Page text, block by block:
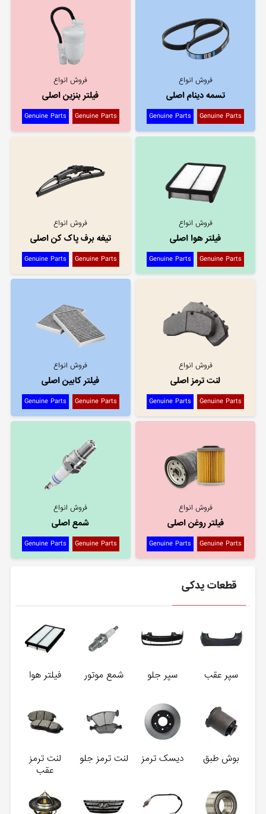
فروش انواع
تسمه دینام اصلی
Genuine Parts
Genuine Parts
فروش انواع
فیلتر بنزین اصلی
Genuine Parts
Genuine Parts
فروش انواع
فیلتر هوا اصلی
Genuine Parts
Genuine Parts
فروش انواع
تیغه برف پاک کن اصلی
Genuine Parts
Genuine Parts
فروش انواع
لنت ترمز اصلی
Genuine Parts
Genuine Parts
فروش انواع
فیلتر کابین اصلی
Genuine Parts
Genuine Parts
فروش انواع
فیلتر روغن اصلی
Genuine Parts
Genuine Parts
فروش انواع
شمع اصلی
Genuine Parts
Genuine Parts
قطعات یدکی
سپر عقب سپر جلو شمع موتور فیلتر هوا
بوش طبق دیسک ترمز لنت ترمز جلو
لنت ترمز
عقب